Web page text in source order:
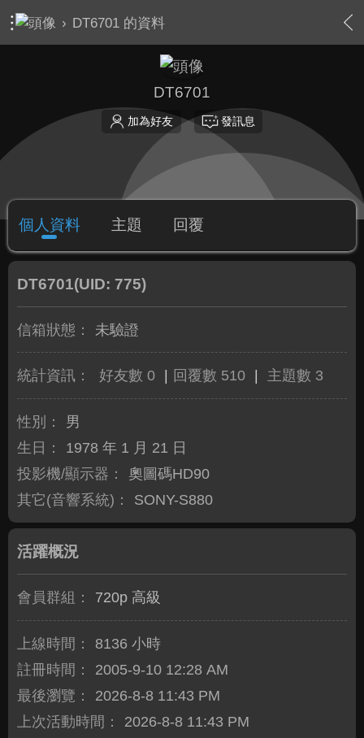
› DT6701 的資料
DT6701
加為好友 發訊息
個人資料 主題 回覆
DT6701(UID: 775)
信箱狀態： 未驗證
統計資訊： 好友數 0 回覆數 510 主題數 3
性別：
男
生日：
1978 年 1 月 21 日
投影機/顯示器：
奧圖碼HD90
其它(音響系統)：
SONY-S880
活躍概況
會員群組： 720p 高級
上線時間：
8136 小時
註冊時間：
2005-9-10 12:28 AM
最後瀏覽：
2026-8-8 11:43 PM
上次活動時間：
2026-8-8 11:43 PM